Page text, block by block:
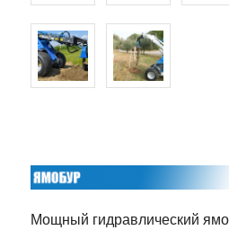
Мощный гидравлический